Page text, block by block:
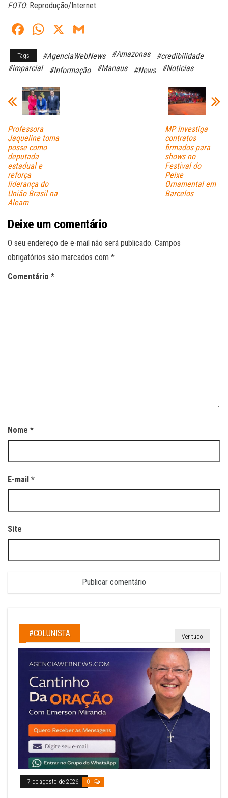
FOTO: Reprodução/Internet
Fa
ce
bo
W
ts
A
pp
X
ail
Tags #AgenciaWebNews #Amazonas
#credibilidade
#imparcial
#Informação #Manaus #News #Notícias
Professora
Jaqueline toma
posse como
deputada
estadual e
reforça
liderança do
União Brasil na
Aleam
MP investiga
contratos
firmados para
shows no
Festival do
Peixe
Ornamental em
Barcelos
Deixe um comentário
O seu endereço de e-mail não será publicado. Campos
obrigatórios são marcados com *
Comentário *
Nome *
E-mail *
Site
#COLUNISTA Ver tudo
7 de agosto de 2026 0